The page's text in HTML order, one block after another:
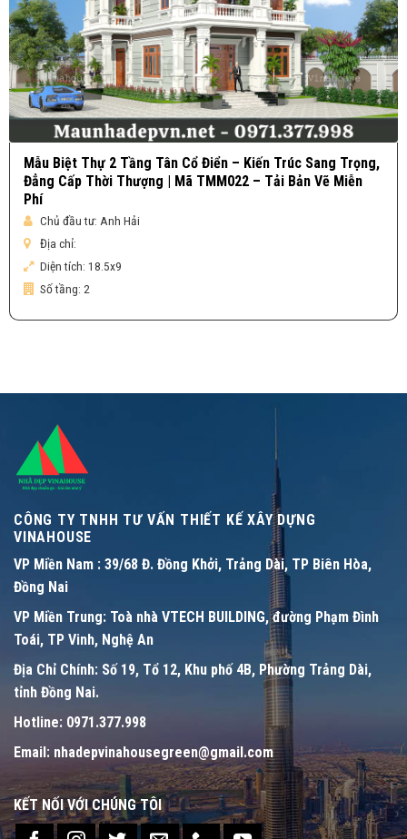
Mẫu Biệt Thự 2 Tầng Tân Cổ Điển – Kiến Trúc Sang Trọng,
Đẳng Cấp Thời Thượng | Mã TMM022 – Tải Bản Vẽ Miễn
Phí
Chủ đầu tư: Anh Hải
Địa chỉ:
Diện tích: 18.5x9
Số tầng: 2
CÔNG TY TNHH TƯ VẤN THIẾT KẾ XÂY DỰNG
VINAHOUSE
VP Miền Nam : 39/68 Đ. Đồng Khởi, Trảng Dài, TP Biên Hòa,
Đồng Nai
VP Miền Trung: Toà nhà VTECH BUILDING, đường Phạm Đình
Toái, TP Vinh, Nghệ An
Địa Chỉ Chính: Số 19, Tổ 12, Khu phố 4B, Phường Trảng Dài,
tỉnh Đồng Nai.
Hotline: 0971.377.998
Email: nhadepvinahousegreen@gmail.com
KẾT NỐI VỚI CHÚNG TÔI